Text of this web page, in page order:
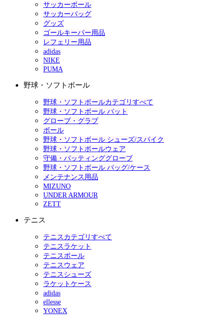
サッカーボール
サッカーバッグ
グッズ
ゴールキーパー用品
レフェリー用品
adidas
NIKE
PUMA
野球・ソフトボール
野球・ソフトボールカテゴリすべて
野球・ソフトボール バット
グローブ・グラブ
ボール
野球・ソフトボール シューズ/スパイク
野球・ソフトボールウェア
守備・バッティンググローブ
野球・ソフトボール バッグ/ケース
メンテナンス用品
MIZUNO
UNDER ARMOUR
ZETT
テニス
テニスカテゴリすべて
テニスラケット
テニスボール
テニスウェア
テニスシューズ
ラケットケース
adidas
ellesse
YONEX